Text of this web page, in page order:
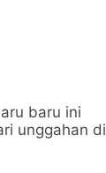
baru ini
unggahan di